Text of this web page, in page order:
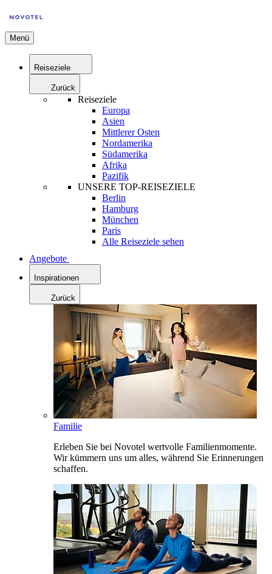
Menü
Reiseziele
Zurück
Reiseziele
Europa
Asien
Mittlerer Osten
Nordamerika
Südamerika
Afrika
Pazifik
UNSERE TOP-REISEZIELE
Berlin
Hamburg
München
Paris
Alle Reiseziele sehen
Angebote
Inspirationen
Zurück
Familie
Erleben Sie bei Novotel wertvolle Familienmomente.
Wir kümmern uns um alles, während Sie Erinnerungen
schaffen.